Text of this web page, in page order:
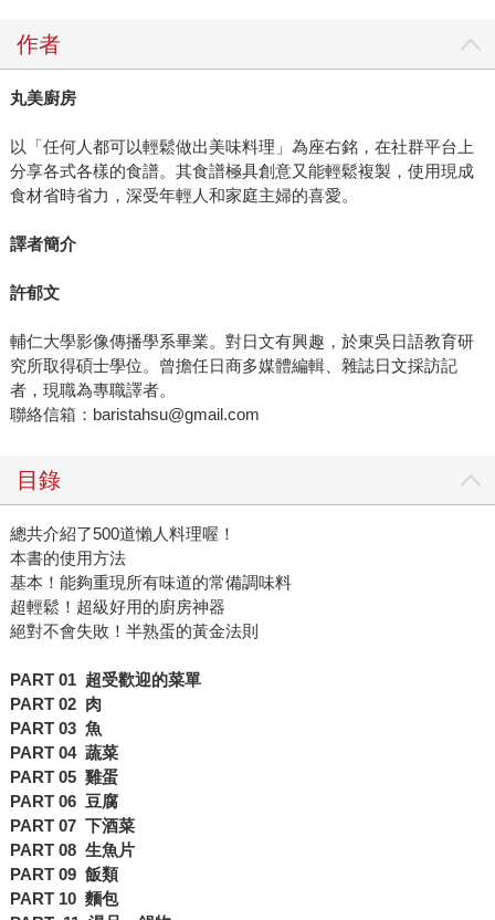
作者
丸美廚房
以「任何人都可以輕鬆做出美味料理」為座右銘，在社群平台上
分享各式各樣的食譜。其食譜極具創意又能輕鬆複製，使用現成
食材省時省力，深受年輕人和家庭主婦的喜愛。
譯者簡介
許郁文
輔仁大學影像傳播學系畢業。對日文有興趣，於東吳日語教育研
究所取得碩士學位。曾擔任日商多媒體編輯、雜誌日文採訪記
者，現職為專職譯者。
聯絡信箱：baristahsu@gmail.com
目錄
總共介紹了500道懶人料理喔！
本書的使用方法
基本！能夠重現所有味道的常備調味料
超輕鬆！超級好用的廚房神器
絕對不會失敗！半熟蛋的黃金法則
PART 01 超受歡迎的菜單
PART 02 肉
PART 03 魚
PART 04 蔬菜
PART 05 雞蛋
PART 06 豆腐
PART 07 下酒菜
PART 08 生魚片
PART 09 飯類
PART 10 麵包